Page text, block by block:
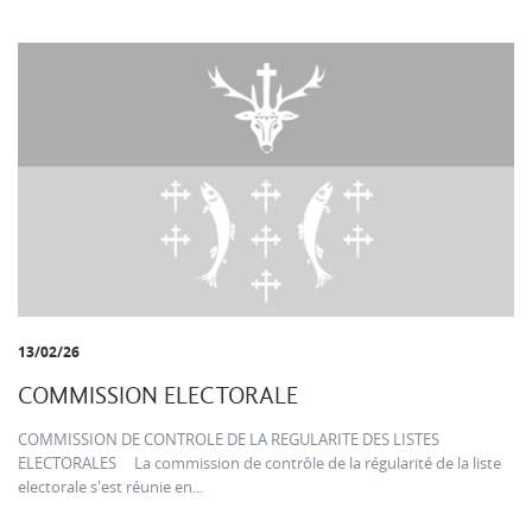
13/02/26
COMMISSION ELECTORALE
COMMISSION DE CONTROLE DE LA REGULARITE DES LISTES
ELECTORALES La commission de contrôle de la régularité de la liste
electorale s'est réunie en...